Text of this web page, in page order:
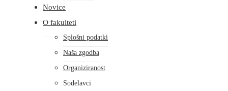
Novice
O fakulteti
Splošni podatki
Naša zgodba
Organiziranost
Sodelavci